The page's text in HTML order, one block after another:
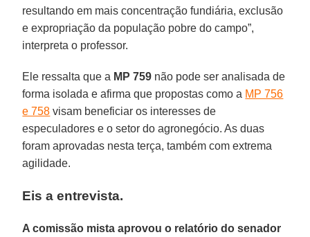
resultando em mais concentração fundiária, exclusão
e expropriação da população pobre do campo”,
interpreta o professor.
Ele ressalta que a MP 759 não pode ser analisada de
forma isolada e afirma que propostas como a MP 756
e 758 visam beneficiar os interesses de
especuladores e o setor do agronegócio. As duas
foram aprovadas nesta terça, também com extrema
agilidade.
Eis a entrevista.
A comissão mista aprovou o relatório do senador